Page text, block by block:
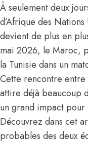
À seulement deux
d’Afrique des Nations
devient de plus en
mai 2026, le Maroc,
la Tunisie dans un
Cette rencontre entre
attire déjà beaucoup
un grand impact
Découvrez dans cet
probables des deux